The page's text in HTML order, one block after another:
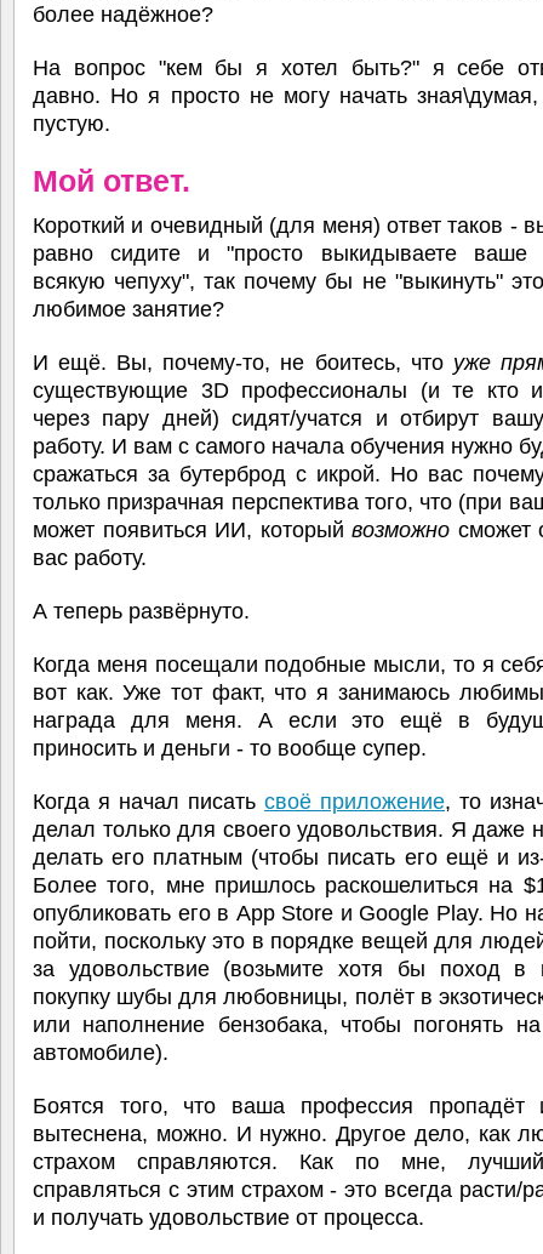
более надёжное?
На вопрос "кем бы я хотел быть?" я себе
давно. Но я просто не могу начать
пустую.
Мой ответ.
Короткий и очевидный (для меня) ответ таков -
равно сидите и "просто выкидываете
всякую чепуху", так почему бы не "выкинуть"
любимое занятие?
И ещё. Вы, почему-то, не боитесь, что уже
существующие 3D профессионалы (и те кто
через пару дней) сидят/учатся и отбирут
работу. И вам с самого начала обучения нужно
сражаться за бутерброд с икрой. Но вас
только призрачная перспектива того, что (при
может появиться ИИ, которыйвозможно сможет
вас работу.
А теперь развёрнуто.
Когда меня посещали подобные мысли, то я
вот как. Уже тот факт, что я занимаюсь
награда для меня. А если это ещё в
приносить и деньги - то вообще супер.
Когда я начал писать своё приложение, то
делал только для своего удовольствия. Я даже
делать его платным (чтобы писать его ещё и
Более того, мне пришлось раскошелиться на
опубликовать его в App Store и Google Play. Но
пойти, поскольку это в порядке вещей для
за удовольствие (возьмите хотя бы поход в
покупку шубы для любовницы, полёт в
или наполнение бензобака, чтобы погонять
автомобиле).
Боятся того, что ваша профессия пропадёт
вытеснена, можно. И нужно. Другое дело, как
страхом справляются. Как по мне,
справляться с этим страхом - это всегда расти/
и получать удовольствие от процесса.